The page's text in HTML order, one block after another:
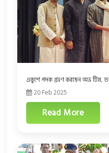
একুশে পদক গ্রহণ করছেন অভ্র টিম,
20 Feb 2025
Read More